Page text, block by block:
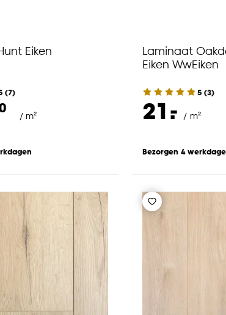
Eiken
(7)
/ m²
Laminaat
Eiken WwEiken
5 (3)
21.
- / m²
Bezorgen 4